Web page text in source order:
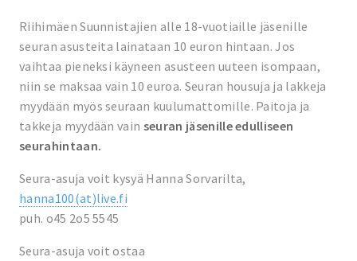
Riihimäen Suunnistajien alle 18-vuotiaille jäsenille
seuran asusteita lainataan 10 euron hintaan. Jos
vaihtaa pieneksi käyneen asusteen uuteen isompaan,
niin se maksaa vain 10 euroa. Seuran housuja ja lakkeja
myydään myös seuraan kuulumattomille. Paitoja ja
takkeja myydään vain seuran jäsenille edulliseen
seurahintaan.
Seura-asuja voit kysyä Hanna Sorvarilta,
hanna100(at)live.fi
puh. o45 2o5 5545
Seura-asuja voit ostaa